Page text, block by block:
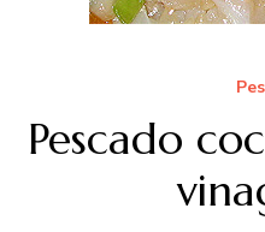
Pescado